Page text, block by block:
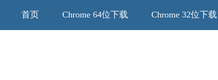
首页 Chrome 64位下载 Chrome 32位下载